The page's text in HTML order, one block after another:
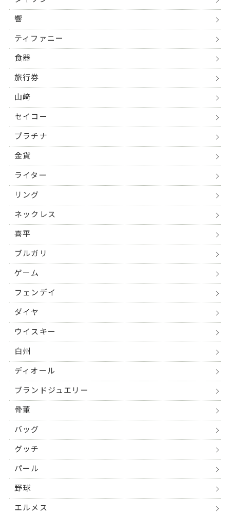
響
ティファニー
食器
旅行券
山﨑
セイコー
プラチナ
金貨
ライター
リング
ネックレス
喜平
ブルガリ
ゲーム
フェンデイ
ダイヤ
ウイスキー
白州
ディオール
ブランドジュエリー
骨董
バッグ
グッチ
パール
野球
エルメス